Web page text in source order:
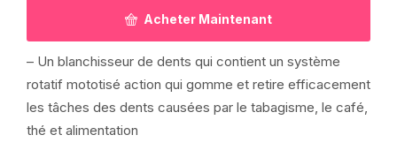
Acheter Maintenant
– Un blanchisseur de dents qui contient un système
rotatif mototisé action qui gomme et retire efficacement
les tâches des dents causées par le tabagisme, le café,
thé et alimentation